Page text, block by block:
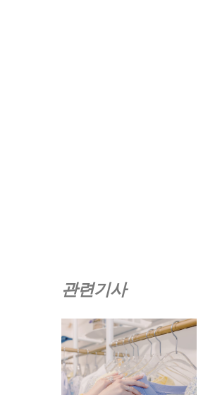
측면에서는 유연한 모델을
원자재 조달과 관련하여, 베
찾고 있으며, 주요 공급업체
지만, 현재 가격이 목표 시
관련기사